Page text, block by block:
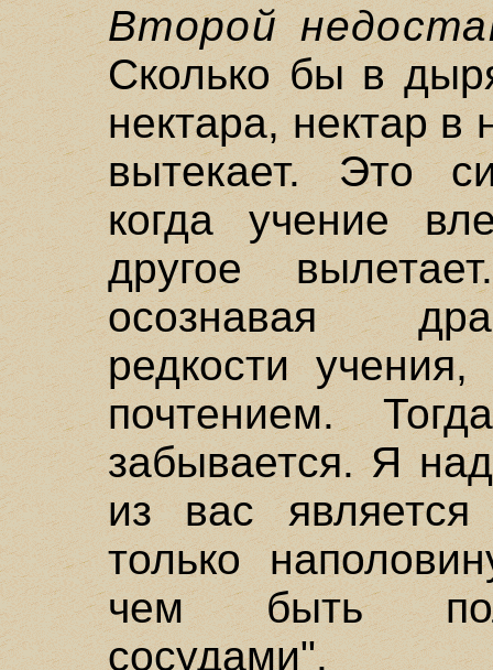
Второй
Сколько бы в
нектара, нектар в
вытекает. Это
когда учение
другое
осознавая
редкости
почтением.
забывается. Я
из вас
только
чем быть
сосудами".